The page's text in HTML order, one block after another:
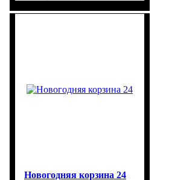
Новогодняя корзина 24